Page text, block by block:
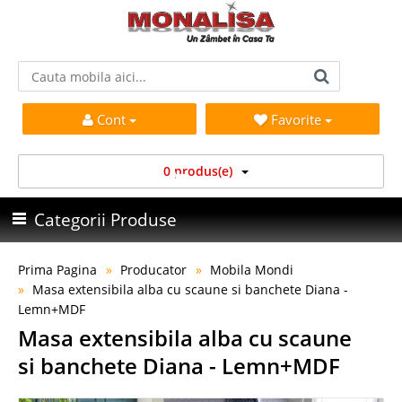
Cont Favorite
0 produs(e)
Categorii Produse
Prima Pagina Producator
Mobila Mondi
Masa extensibila alba cu scaune si banchete Diana -
Lemn+MDF
Masa extensibila alba cu scaune
si banchete Diana - Lemn+MDF